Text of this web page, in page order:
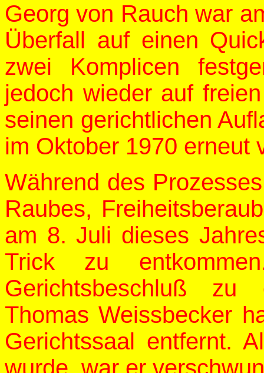
Georg von Rauch war
Überfall auf einen
zwei Komplicen
jedoch wieder auf
seinen gerichtlichen
im Oktober 1970 erneut
Während des
Raubes,
am 8. Juli dieses
Trick zu
Gerichtsbeschluß zu
Thomas Weissbecker
Gerichtssaal entfernt.
wurde, war er